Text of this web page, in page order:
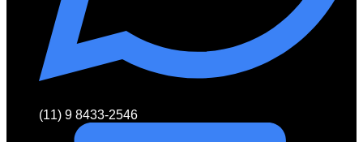
(11) 9 8433-2546